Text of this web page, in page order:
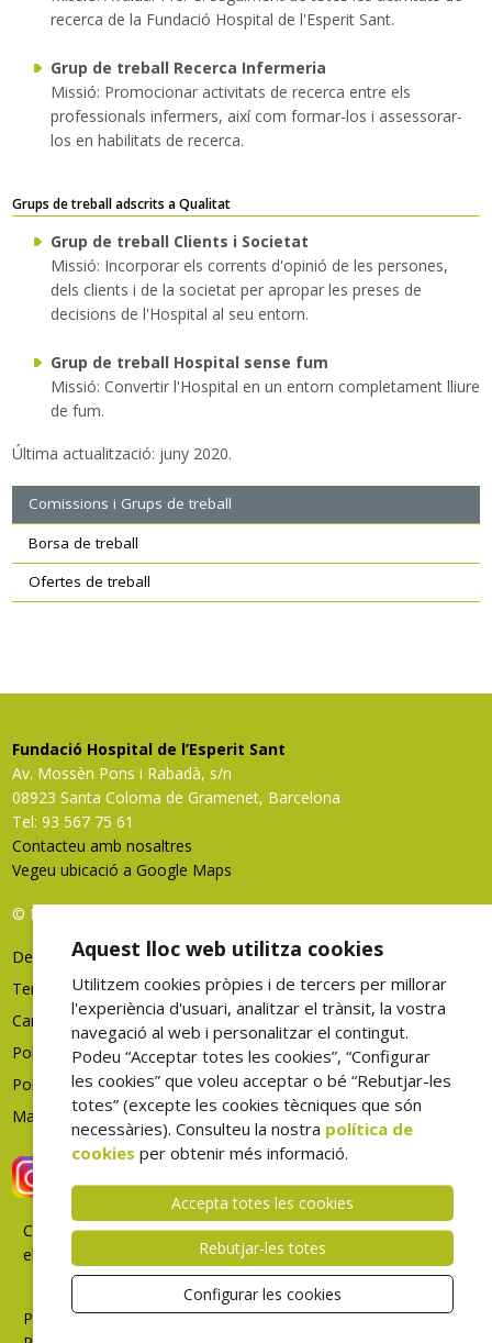
recerca de la Fundació Hospital de l'Esperit Sant.
Grup de treball Recerca Infermeria
Missió: Promocionar activitats de recerca entre els
professionals infermers, així com formar-los i assessorar-
los en habilitats de recerca.
Grups de treball adscrits a Qualitat
Grup de treball Clients i Societat
Missió: Incorporar els corrents d'opinió de les persones,
dels clients i de la societat per apropar les preses de
decisions de l'Hospital al seu entorn.
Grup de treball Hospital sense fum
Missió: Convertir l'Hospital en un entorn completament lliure
de fum.
Última actualització: juny 2020.
secundària
Comissions i Grups de treball
Borsa de treball
Ofertes de treball
Fundació Hospital de l’Esperit Sant
Av. Mossèn Pons i Rabadà, s/n
08923 Santa Coloma de Gramenet, Barcelona
Tel: 93 567 75 61
Contacteu amb nosaltres
Vegeu ubicació a Google Maps
© FHES, tots els drets reservats
Deixeu-nos la vostra opinió
Termes d'ús
Canal denúncies
Política de privacitat
Política de cookies
Mapa web
Correu
electrònic
Portal
Aquest lloc web utilitza cookies
Utilitzem cookies pròpies i de tercers per millorar
l'experiència d'usuari, analitzar el trànsit, la vostra
navegació al web i personalitzar el contingut.
Podeu “Acceptar totes les cookies”, “Configurar
les cookies” que voleu acceptar o bé “Rebutjar-les
totes” (excepte les cookies tècniques que són
necessàries). Consulteu la nostra política de
cookies per obtenir més informació.
Accepta totes les cookies
Rebutjar-les totes
Configurar les cookies